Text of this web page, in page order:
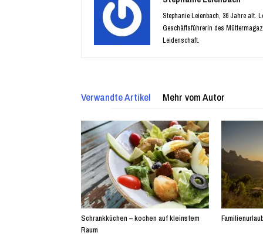
Stephanie Leienbach, 36 Jahre alt.
Geschäftsführerin des
Leidenschaft.
Verwandte Artikel Mehr vom Autor
Schrankküchen – kochen auf kleinstem
Raum